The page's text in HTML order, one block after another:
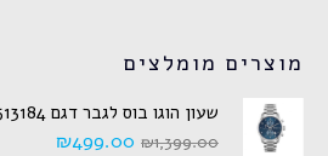
מוצרים מומלצים
שעון הוגו בוס לגבר דגם 1513184
₪1,399.00
₪499.00